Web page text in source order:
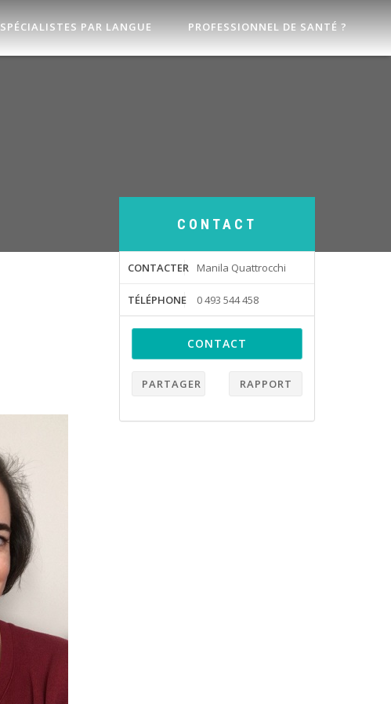
SPÉCIALISTES PAR LANGUE PROFESSIONNEL DE SANTÉ ?
CONTACT
CONTACTER Manila Quattrocchi
TÉLÉPHONE 0 493 544 458
CONTACT
PARTAGER RAPPORT